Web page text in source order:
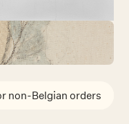
non-Belgian orders